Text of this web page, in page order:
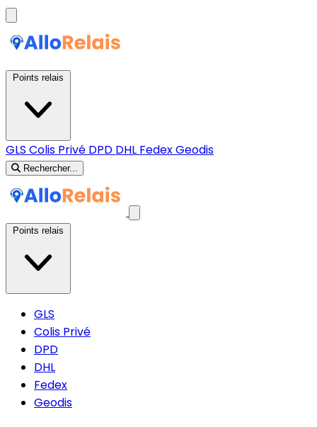
GLS Colis Privé DPD DHL FedexGeodis
Rechercher...
GLS
Colis Privé
DPD
DHL
Fedex
Geodis